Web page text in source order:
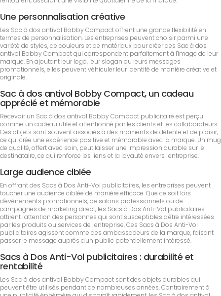
Une personnalisation créative
Les Sac à dos antivol Bobby Compact offrent une grande flexibilité en
termes de personnalisation. Les entreprises peuvent choisir parmi une
variété de styles, de couleurs et de matériaux pour créer des Sac à dos
antivol Bobby Compact qui correspondent parfaitement à l'image de leur
marque. En ajoutant leur logo, leur slogan ou leurs messages
promotionnels, elles peuvent véhiculer leur identité de manière créative et
originale.
Sac à dos antivol Bobby Compact, un cadeau
apprécié et mémorable
Recevoir un Sac à dos antivol Bobby Compact publicitaire est perçu
comme un cadeau utile et attentionné par les clients et les collaborateurs.
Ces objets sont souvent associés à des moments de détente et de plaisir,
ce qui crée une expérience positive et mémorable avec la marque. Un mug
de qualité, offert avec soin, peut laisser une impression durable sur le
destinataire, ce qui renforce les liens et la loyauté envers l'entreprise.
Large audience ciblée
En offrant des Sacs à Dos Anti-Vol publicitaires, les entreprises peuvent
toucher une audience ciblée de manière efficace. Que ce soit lors
d'événements promotionnels, de salons professionnels ou de
campagnes de marketing direct, les Sacs à Dos Anti-Vol publicitaires
attirent l'attention des personnes qui sont susceptibles d'être intéressées
par les produits ou services de l'entreprise. Ces Sacs à Dos Anti-Vol
publicitaires agissent comme des ambassadeurs de la marque, faisant
passer le message auprès d'un public potentiellement intéressé.
Sacs à Dos Anti-Vol publicitaires : durabilité et
rentabilité
Les Sac à dos antivol Bobby Compact sont des objets durables qui
peuvent être utilisés pendant de nombreuses années. Contrairement à